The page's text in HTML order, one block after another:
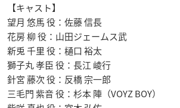
【キャスト】
望月 悠馬 役：佐藤 信長
花房 柳 役：山田ジェームス武
新兎 千里 役：樋口 裕太
獅子丸 孝臣 役：長江 崚行
針宮 藤次 役：反橋 宗一郎
三毛門 紫音 役：杉本 陣（VOYZ BOY）